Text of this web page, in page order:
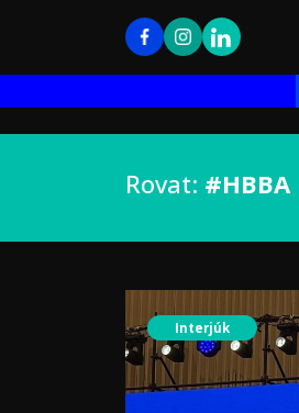
Rovat: #HBBA
Interjúk